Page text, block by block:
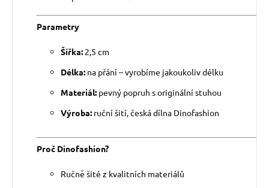
Parametry
Šířka: 2,5 cm
Délka: na přání – vyrobíme jakoukoliv délku
Materiál: pevný popruh s originální stuhou
Výroba: ruční šití, česká dílna Dinofashion
Proč Dinofashion?
Ručně šité z kvalitních materiálů